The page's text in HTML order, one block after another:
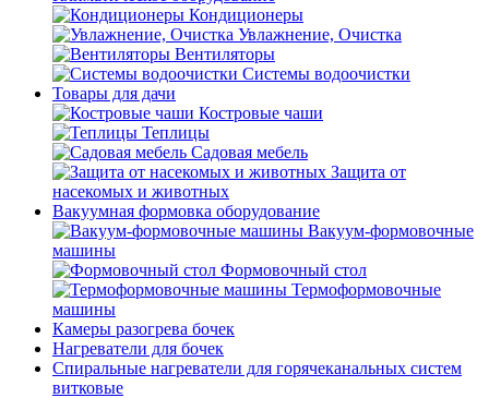
Кондиционеры
Увлажнение, Очистка
Вентиляторы
Системы водоочистки
Товары для дачи
Костровые чаши
Теплицы
Садовая мебель
Защита от
насекомых и животных
Вакуумная формовка оборудование
Вакуум-формовочные
машины
Формовочный стол
Термоформовочные
машины
Камеры разогрева бочек
Нагреватели для бочек
Спиральные нагреватели для горячеканальных систем
витковые